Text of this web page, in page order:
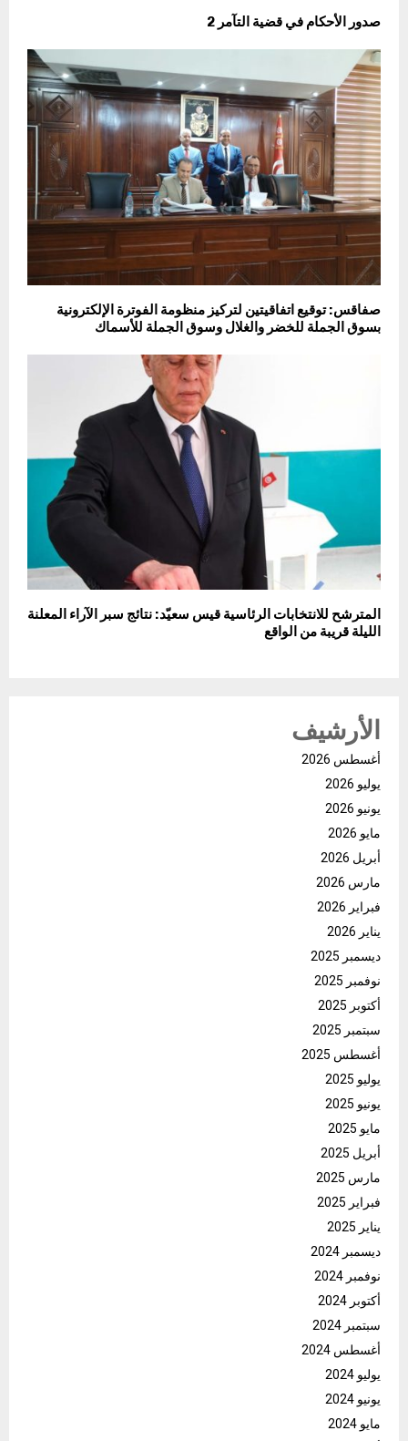
صدور الأحكام في قضية التآمر 2
صفاقس: توقيع اتفاقيتين لتركيز منظومة الفوترة الإلكترونية
بسوق الجملة للخضر والغلال وسوق الجملة للأسماك
المترشح للانتخابات الرئاسية قيس سعيّد: نتائج سبر الآراء المعلنة
الليلة قريبة من الواقع
الأرشيف
أغسطس 2026
يوليو 2026
يونيو 2026
مايو 2026
أبريل 2026
مارس 2026
فبراير 2026
يناير 2026
ديسمبر 2025
نوفمبر 2025
أكتوبر 2025
سبتمبر 2025
أغسطس 2025
يوليو 2025
يونيو 2025
مايو 2025
أبريل 2025
مارس 2025
فبراير 2025
يناير 2025
ديسمبر 2024
نوفمبر 2024
أكتوبر 2024
سبتمبر 2024
أغسطس 2024
يوليو 2024
يونيو 2024
مايو 2024